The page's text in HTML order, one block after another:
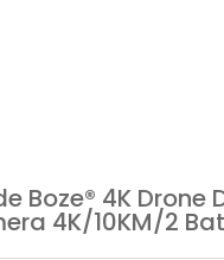
Boze® 4K Drone
4K/10KM/2